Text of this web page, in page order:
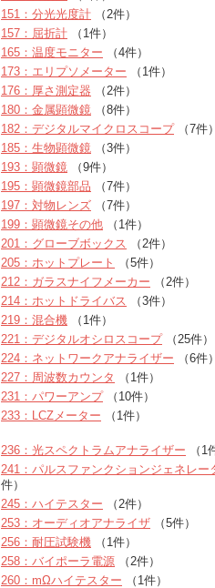
151：分光光度計 （2件）
157：屈折計 （1件）
165：温度モニター （4件）
173：エリプソメーター （1件）
176：厚さ測定器 （2件）
180：金属顕微鏡 （8件）
182：デジタルマイクロスコープ（7件
185：生物顕微鏡 （3件）
193：顕微鏡 （9件）
195：顕微鏡部品 （7件）
197：対物レンズ （7件）
199：顕微鏡その他 （1件）
201：グローブボックス （2件）
205：ホットプレート
（5件）
212：ガラスナイフメーカー （2件）
214：ホットドライバス （3件）
219：混合機 （1件）
221：デジタルオシロスコープ（25件）
224：ネットワークアナライザー （6件
227：周波数カウンタ
（1件）
231：パワーアンプ（10件）
233：LCZメーター （1件）
236：光スペクトラムアナライザー （1
241：パルスファンクションジェネレー
件）
245：ハイテスター （2件）
253：オーディオアナライザ （5件）
256：耐圧試験機 （1件）
258：バイポーラ電源 （2件）
260：mΩハイテスター （1件）